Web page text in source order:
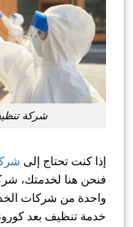
شركة
إذا كنت تحتاج إلى
فنحن هنا لخدمتك،
واحدة من شركات
خدمة تنظيف بعد